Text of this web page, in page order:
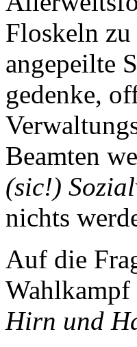
Floskeln
angepeilte
gedenke,
Beamten
(sic!)
nichts
Auf die
Hirn und